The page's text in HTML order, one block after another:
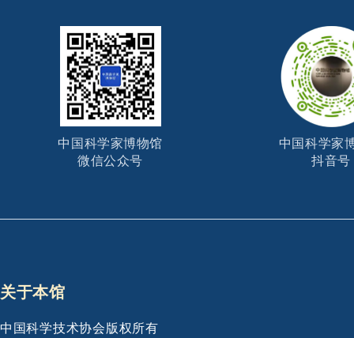
中国科学家博物馆
微信公众号
中国科学家
抖音号
关于本馆
中国科学技术协会版权所有